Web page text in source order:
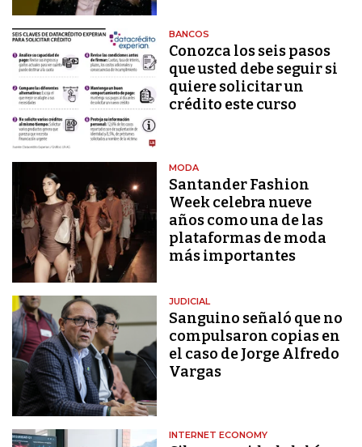
BANCOS
Conozca los seis pasos
que usted debe seguir si
quiere solicitar un
crédito este curso
MODA
Santander Fashion
Week celebra nueve
años como una de las
plataformas de moda
más importantes
JUDICIAL
Sanguino señaló que no
compulsaron copias en
el caso de Jorge Alfredo
Vargas
INTERNET ECONOMY